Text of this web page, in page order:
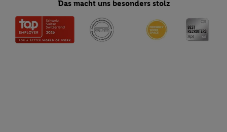
Das macht uns besonders stolz